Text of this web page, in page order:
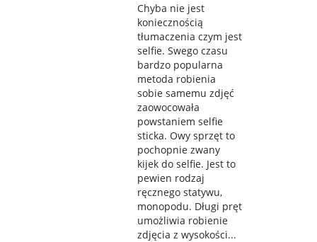
Chyba nie jest
koniecznością
tłumaczenia czym jest
selfie. Swego czasu
bardzo popularna
metoda robienia
sobie samemu zdjęć
zaowocowała
powstaniem selfie
sticka. Owy sprzęt to
pochopnie zwany
kijek do selfie. Jest to
pewien rodzaj
ręcznego statywu,
monopodu. Długi pręt
umożliwia robienie
zdjęcia z wysokości...